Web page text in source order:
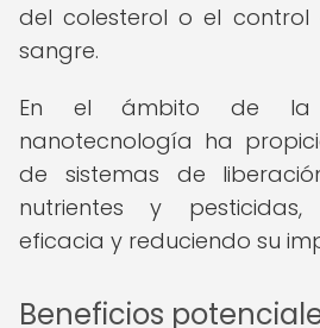
del colesterol o el
sangre.
En el ámbito de la
nanotecnología ha
de sistemas de
nutrientes y
eficacia y reduciendo su
Beneficios